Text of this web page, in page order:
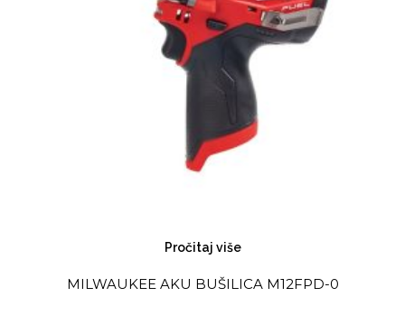
Pročitaj više
MILWAUKEE AKU BUŠILICA M12FPD-0